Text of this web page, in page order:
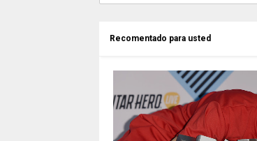
Recomentado para usted